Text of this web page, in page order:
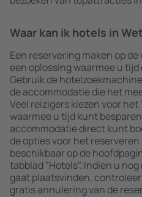
Waar kan ik hotels in
Een reservering maken op
een oplossing waarmee u
Gebruik de
de accommodatie die het
Veel reizigers kiezen voor
waarmee u tijd kunt
accommodatie direct kunt
de opties voor het
beschikbaar op de
tabblad "Hotels". Indien u
gaat plaatsvinden,
gratis annulering van de